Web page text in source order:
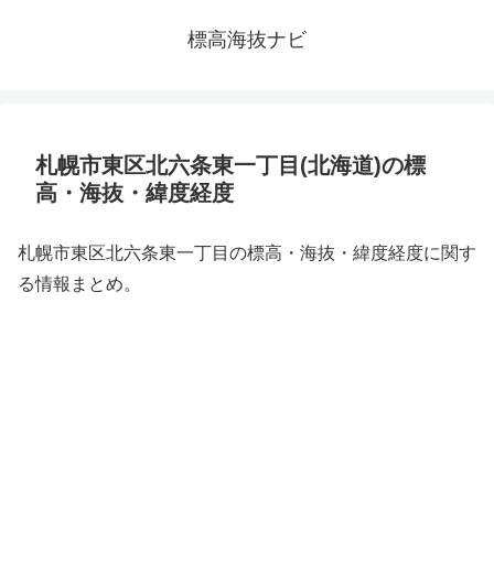
標高海抜ナビ
札幌市東区北六条東一丁目(北海道)の標
高・海抜・緯度経度
札幌市東区北六条東一丁目の標高・海抜・緯度経度に関す
る情報まとめ。